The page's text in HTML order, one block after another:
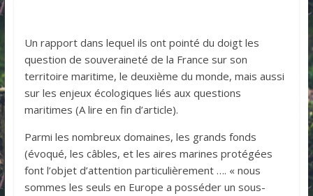
Un rapport dans lequel ils ont pointé du doigt les
question de souveraineté de la France sur son
territoire maritime, le deuxième du monde, mais aussi
sur les enjeux écologiques liés aux questions
maritimes (A lire en fin d’article).
Parmi les nombreux domaines, les grands fonds
(évoqué, les câbles, et les aires marines protégées
font l’objet d’attention particulièrement …. « nous
sommes les seuls en Europe a posséder un sous-